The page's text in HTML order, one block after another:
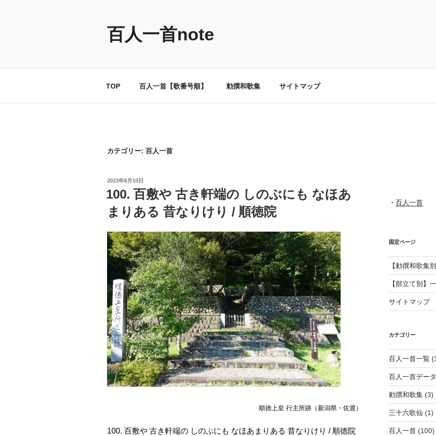
百人一首note
TOP 百人一首【歌番号順】 勅撰和歌集 サイトマップ
カテゴリー: 百人一首
投
日:
2023年8月10日
100. 百敷や 古き軒端の しのぶにも なほあ
まりある 昔なりけり / 順徳院
順徳上皇 行主所跡（新潟県・佐渡）
100. 百敷や 古き軒端の しのぶにも なほあまりある 昔なりけり / 順徳院
・ 百人一首
固定ページ
【勅撰和歌集
【部立て別】
サイトマップ
カテゴリー
百人一首一覧
百人一首データ
勅撰和歌集(3)
三十六歌仙 (1)
百人一首(100)